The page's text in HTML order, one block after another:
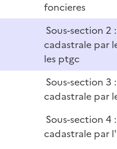
e
foncieres
Sous-section
cadastrale par
les ptgc
Sous-section
cadastrale par
Sous-section
cadastrale par